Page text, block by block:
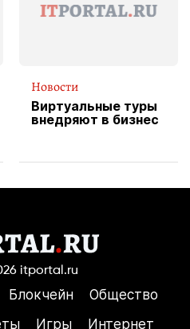
Новости
Виртуальные туры
внедряют в бизнес
itportal.ru
Блокчейн
Общество
Игры Интернет